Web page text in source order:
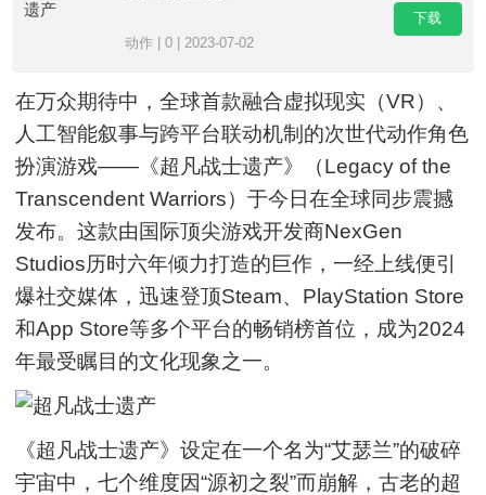
动作 | 0 | 2023-07-02
下载
在万众期待中，全球首款融合虚拟现实（VR）、
人工智能叙事与跨平台联动机制的次世代动作角色
扮演游戏——《超凡战士遗产》（Legacy of the
Transcendent Warriors）于今日在全球同步震撼
发布。这款由国际顶尖游戏开发商NexGen
Studios历时六年倾力打造的巨作，一经上线便引
爆社交媒体，迅速登顶Steam、PlayStation Store
和App Store等多个平台的畅销榜首位，成为2024
年最受瞩目的文化现象之一。
《超凡战士遗产》设定在一个名为“艾瑟兰”的破碎
宇宙中，七个维度因“源初之裂”而崩解，古老的超